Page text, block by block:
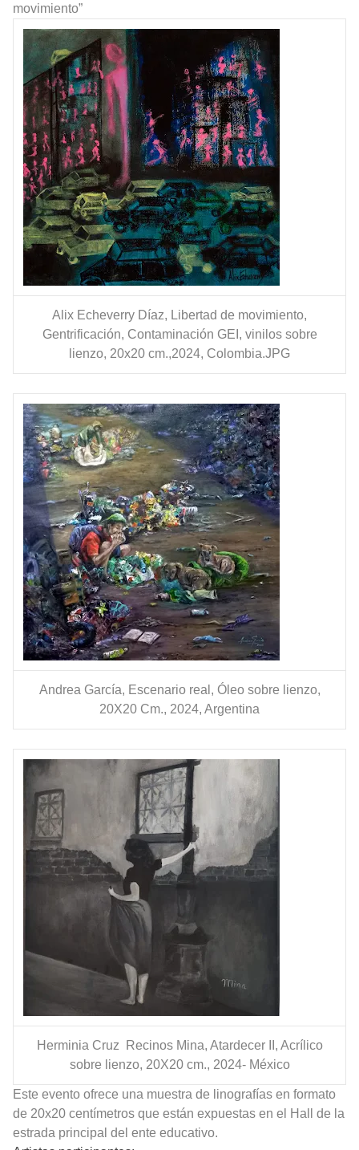
movimiento”
Alix Echeverry Díaz, Libertad de movimiento,
Gentrificación, Contaminación GEI, vinilos sobre
lienzo, 20x20 cm.,2024, Colombia.JPG
Andrea García, Escenario real, Óleo sobre lienzo,
20X20 Cm., 2024, Argentina
Herminia Cruz Recinos Mina, Atardecer II, Acrílico
sobre lienzo, 20X20 cm., 2024- México
Este evento ofrece una muestra de linografías en formato
de 20x20 centímetros que están expuestas en el Hall de la
estrada principal del ente educativo.